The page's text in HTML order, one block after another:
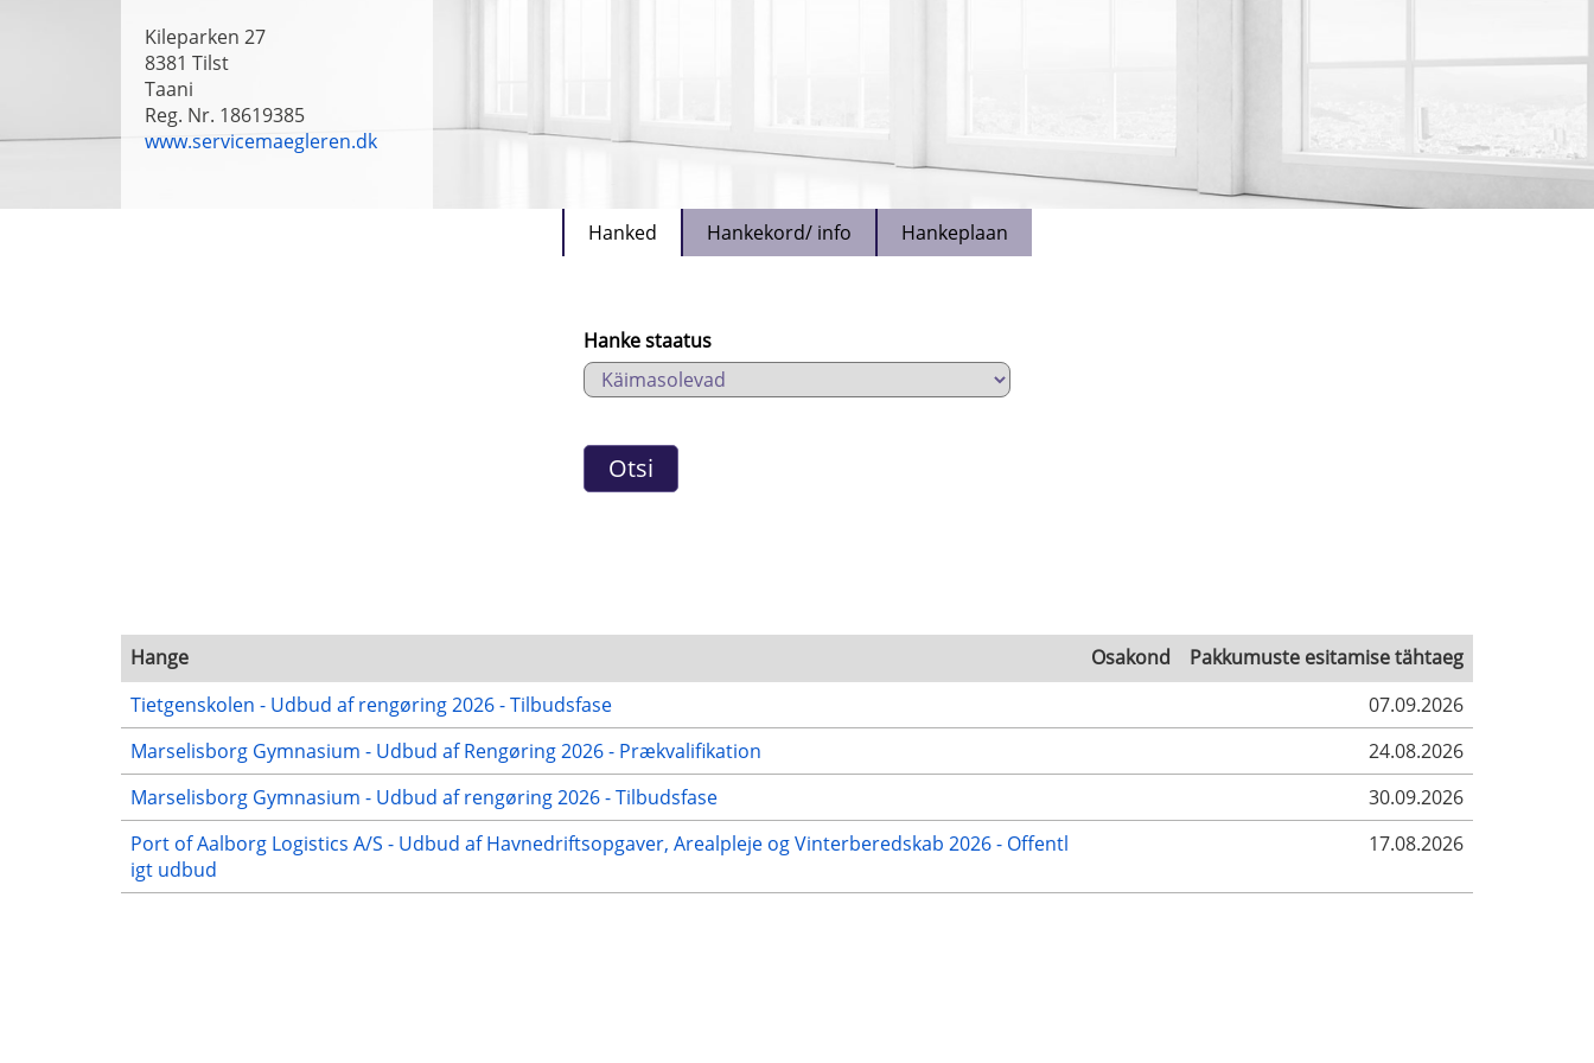
Kileparken 27
8381 Tilst
Taani
Reg. Nr. 18619385
www.servicemaegleren.dk
Hanked Hankekord/ info Hankeplaan
Hanke staatus
Hange Osakond
Pakkumuste esitamise tähtaeg
Tietgenskolen - Udbud af rengøring 2026 - Tilbudsfase
07.09.2026
Marselisborg Gymnasium - Udbud af Rengøring 2026 - Prækvalifikation
24.08.2026
Marselisborg Gymnasium - Udbud af rengøring 2026 - Tilbudsfase
30.09.2026
Port of Aalborg Logistics A/S - Udbud af Havnedriftsopgaver, Arealpleje og Vinterberedskab 2026 - Offentl
igt udbud
17.08.2026